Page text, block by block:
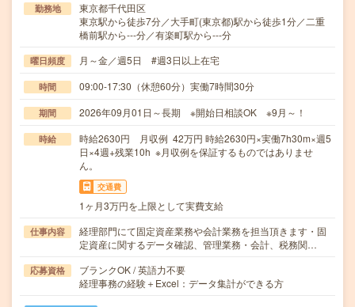
勤務地
東京都千代田区
東京駅から徒歩7分／大手町(東京都)駅から徒歩1分／二重
橋前駅から---分／有楽町駅から---分
曜日頻度 月～金／週5日 #週3日以上在宅
時間 09:00-17:30（休憩60分）実働7時間30分
期間 2026年09月01日～長期 ※開始日相談OK ※9月～！
時給
時給2630円 月収例 42万円 時給2630円×実働7h30m×週5
日×4週+残業10h ※月収例を保証するものではありませ
ん。
交通費
1ヶ月3万円を上限として実費支給
仕事内容
経理部門にて固定資産業務や会計業務を担当頂きます・固
定資産に関するデータ確認、管理業務・会計、税務関…
応募資格
ブランクOK / 英語力不要
経理事務の経験＋Excel：データ集計ができる方